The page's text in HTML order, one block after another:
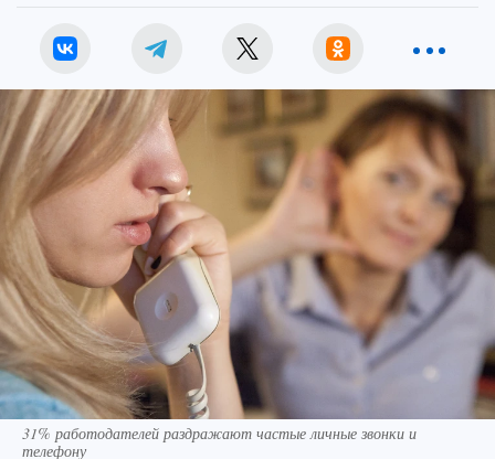
31% работодателей раздражают частые личные звонки и
телефону